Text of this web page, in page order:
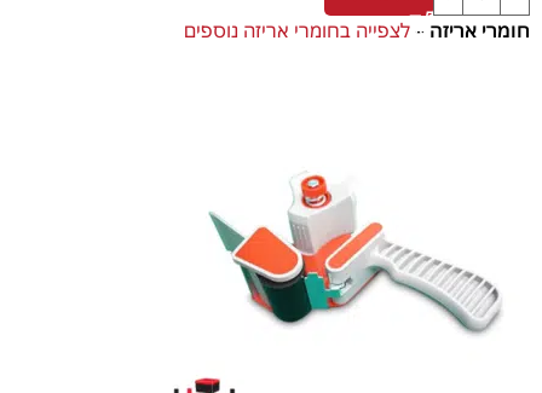
חומרי אריזה –לצפייה בחומרי אריזה נוספים